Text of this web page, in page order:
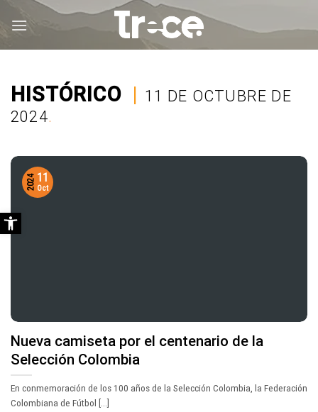
HISTÓRICO | 11 DE OCTUBRE DE
2024.
Nueva camiseta por el centenario de la
Selección Colombia
En conmemoración de los 100 años de la Selección Colombia, la Federación
Colombiana de Fútbol [...]
11
Oct
2024
Abrir barra de herramientas